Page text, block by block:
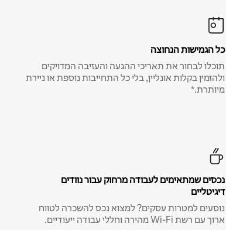
כל הגמישות הנחוצה
תוכלו לבחור את תאריכי ההגעה והעזיבה המדויקים
ולהזמין בקלות אונליין, בלי כל התחייבות נוספת או ניירת
מיותרת.*
נכסים שמתאימים לעבודה מרחוק עבור נוודים
דיגיטליים
נוסעים למטרות עסקים? למצוא נכס להשכרה לטווח
ארוך עם רשת Wi-Fi מהירה וחללי עבודה ייעודיים.